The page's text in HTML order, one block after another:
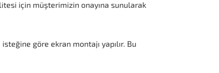
için müşterimizin onayına sunularak
göre ekran montajı yapılır. Bu